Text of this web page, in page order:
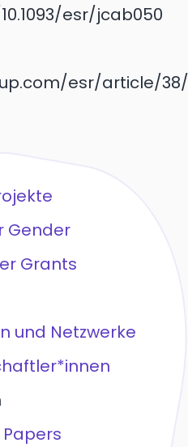
esr/jcab050
esr/article/38/
Gender
Grants
und Netzwerke